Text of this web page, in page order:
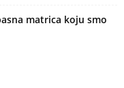
matrica koju smo